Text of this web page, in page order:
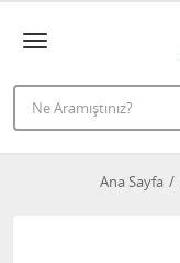
Ana Sayfa